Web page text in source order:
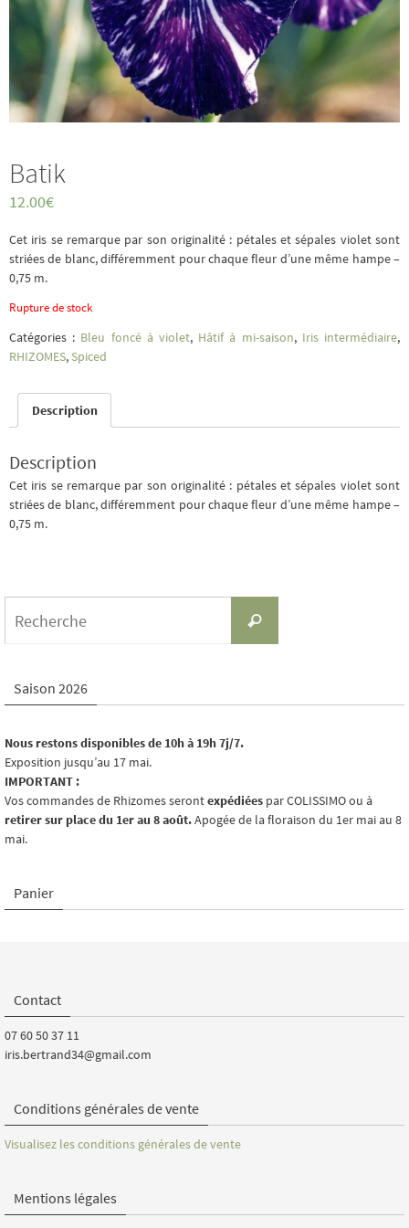
Batik
12.00€
Cet iris se remarque par son originalité : pétales et sépales violet sont
striées de blanc, différemment pour chaque fleur d’une même hampe –
0,75 m.
Rupture de stock
Catégories : Bleu foncé à violet, Hâtif à mi-saison, Iris intermédiaire,
RHIZOMES, Spiced
Description
Description
Cet iris se remarque par son originalité : pétales et sépales violet sont
striées de blanc, différemment pour chaque fleur d’une même hampe –
0,75 m.
Recherche
Saison 2026
Nous restons disponibles de 10h à 19h 7j/7.
Exposition jusqu’au 17 mai.
IMPORTANT :
Vos commandes de Rhizomes serontexpédiées par COLISSIMO ou à
retirer sur place du 1er au 8 août.Apogée de la floraison du 1er mai au 8
mai.
Panier
Contact
07 60 50 37 11
iris.bertrand34@gmail.com
Conditions générales de vente
Visualisez les conditions générales de vente
Mentions légales